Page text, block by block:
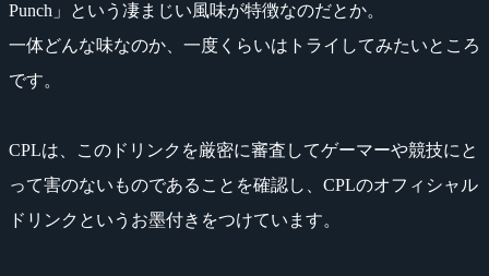
Punch」という凄まじい風味が特徴なのだとか。
一体どんな味なのか、一度くらいはトライしてみたいところ
です。
CPLは、このドリンクを厳密に審査してゲーマーや競技にと
って害のないものであることを確認し、CPLのオフィシャル
ドリンクというお墨付きをつけています。